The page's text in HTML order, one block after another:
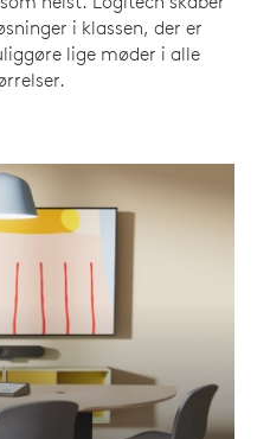
i klassen, der er
lige møder i alle